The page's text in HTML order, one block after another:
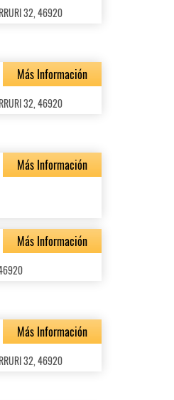
32, 46920
Más Información
32, 46920
Más Información
Más Información
Más Información
32, 46920